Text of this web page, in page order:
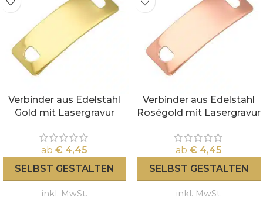
Verbinder aus Edelstahl
Gold mit Lasergravur
ab € 4,45
SELBST GESTALTEN
inkl. MwSt.
Verbinder aus Edelstahl
Roségold mit Lasergravur
ab € 4,45
SELBST GESTALTEN
inkl. MwSt.